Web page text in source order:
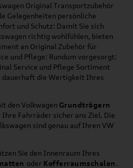
Original Transportzubehör
Gelegenheiten persönliche
und Schutz: Damit Sie sich
richtig wohlfühlen, bieten
an Original Zubehör für
und Pflege: Rundum vorgesorgt:
Service und Pflege Sortiment
dauerhaft die Wertigkeit Ihres
den Volkwagen Grundträgern
Ihre Fahrräder sicher ans Ziel. Die
sind genau auf Ihren VW
Sie den Innenraum Ihres
oder Kofferraumschalen.